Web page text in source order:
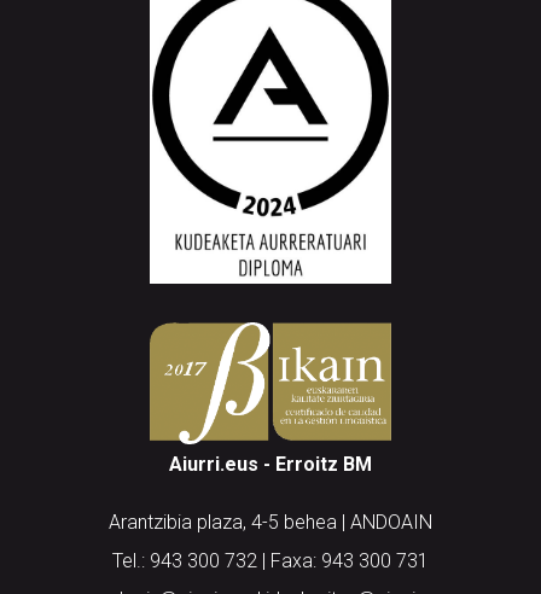
Aiurri.eus - Erroitz BM
Arantzibia plaza, 4-5 behea | ANDOAIN
Tel.: 943 300 732 | Faxa: 943 300 731